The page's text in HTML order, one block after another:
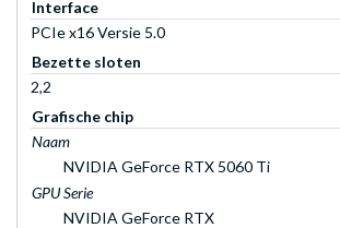
Interface
PCIe x16 Versie 5.0
Bezette sloten
2,2
Grafische chip
Naam
NVIDIA GeForce RTX 5060 Ti
GPU Serie
NVIDIA GeForce RTX